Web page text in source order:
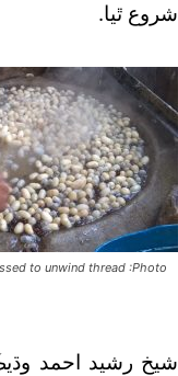
شروع ٿيا.
to unwind thread :Photo
شيخ رشيد احمد